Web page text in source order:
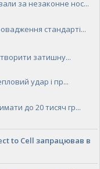
за незаконне нос...
стандарті...
затишну...
удар і пр...
до 20 тисяч гр...
to Cell запрацював в